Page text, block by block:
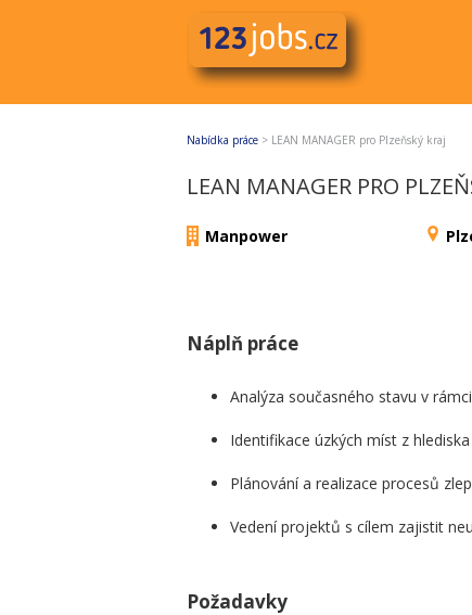
Nabídka práce > LEAN MANAGER pro Plzeňský kraj
LEAN MANAGER PRO
Manpower
Náplň práce
Analýza současného stavu v
Identifikace úzkých míst z
Plánování a realizace procesů
Vedení projektů s cílem zajistit
Požadavky